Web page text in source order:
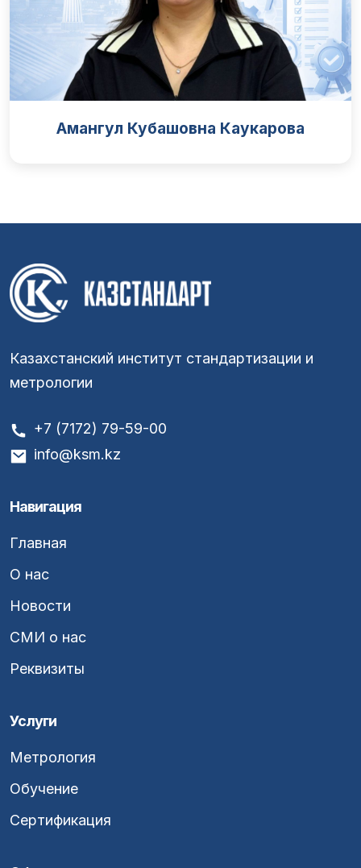
Амангул Кубашовна Каукарова
Казахстанский институт стандартизации и
метрологии
+7 (7172) 79-59-00
info@ksm.kz
Навигация
Главная
О нас
Новости
СМИ о нас
Реквизиты
Услуги
Метрология
Обучение
Сертификация